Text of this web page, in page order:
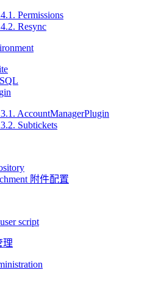
Permissions
Resync
AccountManagerPlugin
Subtickets
附件配置
script
理